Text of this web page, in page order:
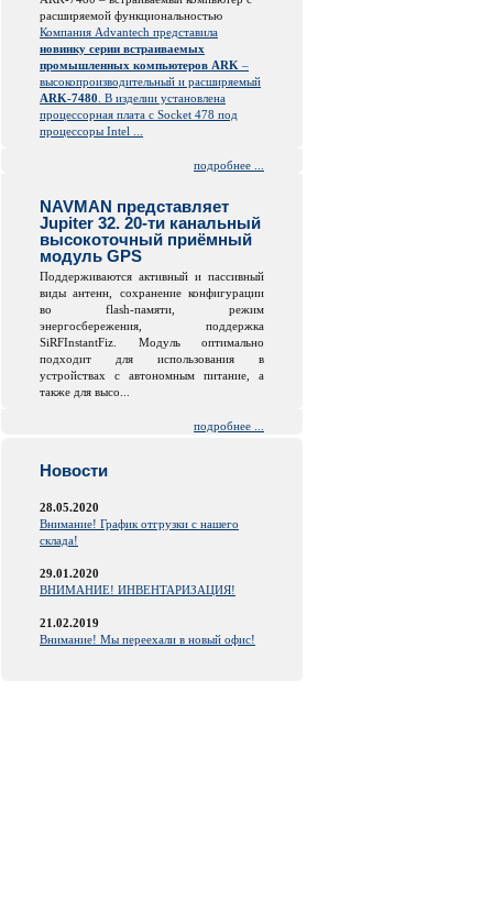
расширяемой функциональностью
Компания Advantech представила
новинку серии встраиваемых
промышленных компьютеров ARK –
высокопроизводительный и расширяемый
ARK-7480 . В изделии установлена
процессорная плата с Socket 478 под
процессоры Intel ...
подробнее ...
NAVMAN представляет
Jupiter 32. 20-ти канальный
высокоточный приёмный
модуль GPS
Поддерживаются активный и пассивный
виды антенн, сохранение конфигурации
во flash-памяти, режим
энергосбережения, поддержка
SiRFInstantFiz. Модуль оптимально
подходит для использования в
устройствах с автономным питание, а
также для высо...
подробнее ...
Новости
28.05.2020
Внимание! График отгрузки с нашего
склада!
29.01.2020
ВНИМАНИЕ! ИНВЕНТАРИЗАЦИЯ!
21.02.2019
Внимание! Мы переехали в новый офис!